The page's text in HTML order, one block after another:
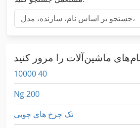
10000 40
Ng 200
تک چرخ های چوبی